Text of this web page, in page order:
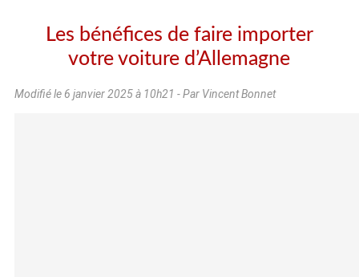
Les bénéfices de faire importer
votre voiture d’Allemagne
Modifié le 6 janvier 2025 à 10h21 - Par Vincent Bonnet